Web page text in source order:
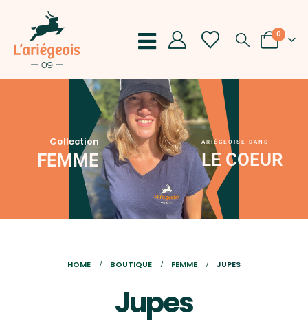
0
Collection
FEMME
ARIÉGEOISE DANS
LE COEUR
HOME BOUTIQUE FEMME JUPES
Jupes